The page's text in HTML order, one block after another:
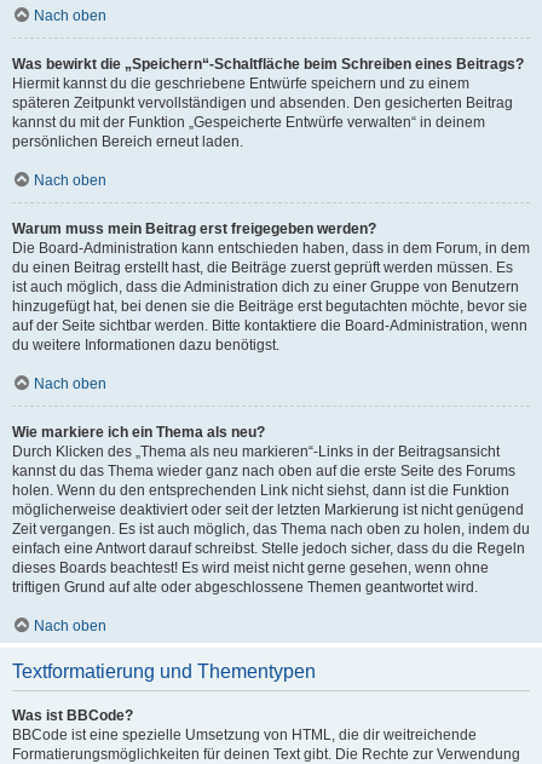
Nach oben
Was bewirkt die „Speichern“-Schaltfläche beim Schreiben eines Beitrags?
Hiermit kannst du die geschriebene Entwürfe speichern und zu einem
späteren Zeitpunkt vervollständigen und absenden. Den gesicherten Beitrag
kannst du mit der Funktion „Gespeicherte Entwürfe verwalten“ in deinem
persönlichen Bereich erneut laden.
Nach oben
Warum muss mein Beitrag erst freigegeben werden?
Die Board-Administration kann entschieden haben, dass in dem Forum, in dem
du einen Beitrag erstellt hast, die Beiträge zuerst geprüft werden müssen. Es
ist auch möglich, dass die Administration dich zu einer Gruppe von Benutzern
hinzugefügt hat, bei denen sie die Beiträge erst begutachten möchte, bevor sie
auf der Seite sichtbar werden. Bitte kontaktiere die Board-Administration, wenn
du weitere Informationen dazu benötigst.
Nach oben
Wie markiere ich ein Thema als neu?
Durch Klicken des „Thema als neu markieren“-Links in der Beitragsansicht
kannst du das Thema wieder ganz nach oben auf die erste Seite des Forums
holen. Wenn du den entsprechenden Link nicht siehst, dann ist die Funktion
möglicherweise deaktiviert oder seit der letzten Markierung ist nicht genügend
Zeit vergangen. Es ist auch möglich, das Thema nach oben zu holen, indem du
einfach eine Antwort darauf schreibst. Stelle jedoch sicher, dass du die Regeln
dieses Boards beachtest! Es wird meist nicht gerne gesehen, wenn ohne
triftigen Grund auf alte oder abgeschlossene Themen geantwortet wird.
Nach oben
Textformatierung und Thementypen
Was ist BBCode?
BBCode ist eine spezielle Umsetzung von HTML, die dir weitreichende
Formatierungsmöglichkeiten für deinen Text gibt. Die Rechte zur Verwendung